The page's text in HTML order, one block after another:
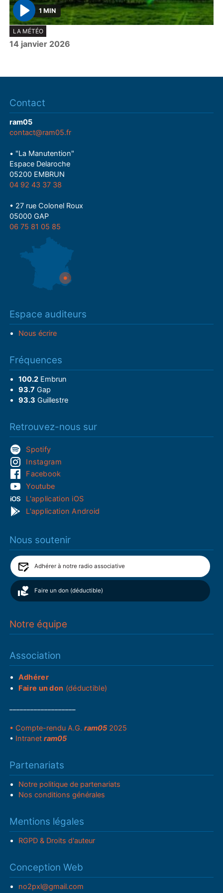
P
l
a
1 MIN
LA MÉTÉO
14 janvier 2026
Contact
ram05
contact@ram05.fr
• "La Manutention"
Espace Delaroche
05200 EMBRUN
04 92 43 37 38
• 27 rue Colonel Roux
05000 GAP
06 75 81 05 85
Espace auditeurs
Nous écrire
Fréquences
100.2Embrun
93.7 Gap
93.3 Guillestre
Retrouvez-nous sur
Spotify
Instagram
Facebook
Youtube
L'application iOS
L'application Android
Nous soutenir
Adhérer à notre radio associative
Faire un don (déductible)
Notre équipe
Association
Adhérer
Faire un don (déductible)
• Compte-rendu A.G.ram05 2025
• Intranetram05
Partenariats
Notre politique de partenariats
Nos conditions générales
Mentions légales
RGPD & Droits d'auteur
Conception Web
no2pxl@gmail.com